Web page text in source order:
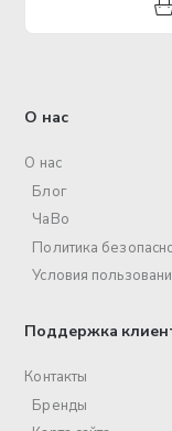
О нас
О нас
Блог
ЧаВо
Политика
Условия
Поддержка
Контакты
Бренды